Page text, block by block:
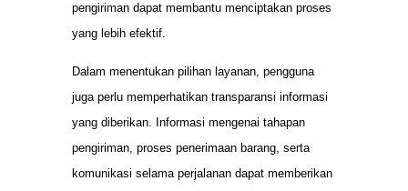
pengiriman dapat membantu menciptakan proses
yang lebih efektif.
Dalam menentukan pilihan layanan, pengguna
juga perlu memperhatikan transparansi informasi
yang diberikan. Informasi mengenai tahapan
pengiriman, proses penerimaan barang, serta
komunikasi selama perjalanan dapat memberikan